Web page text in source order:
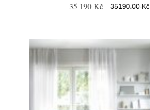
35 190 Kč 35190.00 Kč